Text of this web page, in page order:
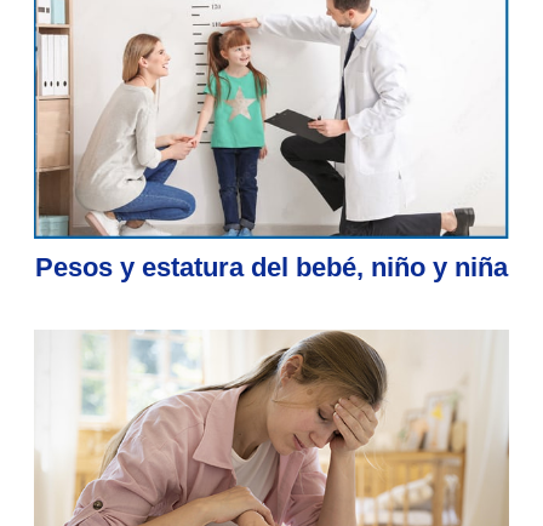
Pesos y estatura del bebé, niño y niña